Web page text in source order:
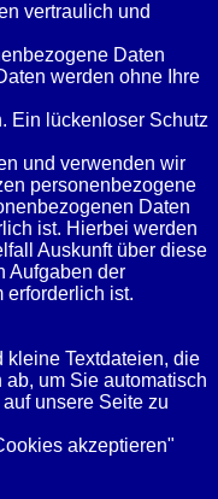
vertraulich und
Daten
werden ohne Ihre
Ein lückenloser Schutz
und verwenden wir
personenbezogene
Daten
ist. Hierbei werden
Auskunft über diese
Aufgaben der
erforderlich ist.
kleine Textdateien, die
um Sie automatisch
unsere Seite zu
akzeptieren"